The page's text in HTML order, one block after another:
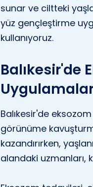
sunar ve ciltteki
yüz gençleştirme
kullanıyoruz.
Balıkesir'de
Balıkesir'de
görünüme
kazandırırken,
alandaki uzmanları,